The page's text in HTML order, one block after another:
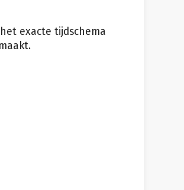
exacte tijdschema